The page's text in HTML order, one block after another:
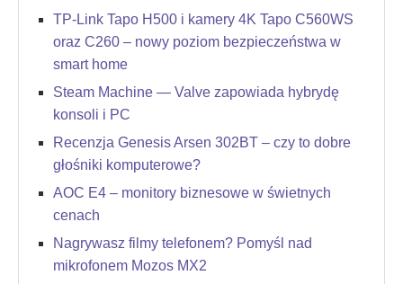
TP-Link Tapo H500 i kamery 4K Tapo C560WS
oraz C260 – nowy poziom bezpieczeństwa w
smart home
Steam Machine — Valve zapowiada hybrydę
konsoli i PC
Recenzja Genesis Arsen 302BT – czy to dobre
głośniki komputerowe?
AOC E4 – monitory biznesowe w świetnych
cenach
Nagrywasz filmy telefonem? Pomyśl nad
mikrofonem Mozos MX2